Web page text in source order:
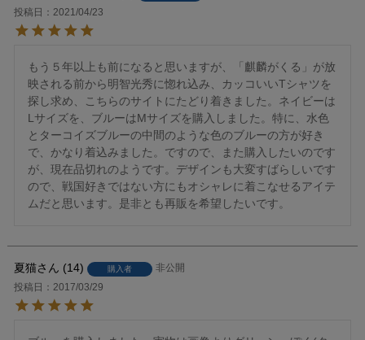
投稿日
2021/04/23
もう５年以上も前になると思いますが、「麒麟がくる」が放
映される前から明智光秀に惚れ込み、カッコいいTシャツを
探し求め、こちらのサイトにたどり着きました。ネイビーは
Lサイズを、ブルーはMサイズを購入しました。特に、水色
とターコイズブルーの中間のような色のブルーの方が好き
で、かなり着込みました。ですので、また購入したいのです
が、現在品切れのようです。デザインも大変すばらしいです
ので、戦国好きではない方にもオシャレに着こなせるアイテ
ムだと思います。是非とも再販を希望したいです。
夏猫 14 購入者
非公開
投稿日
2017/03/29